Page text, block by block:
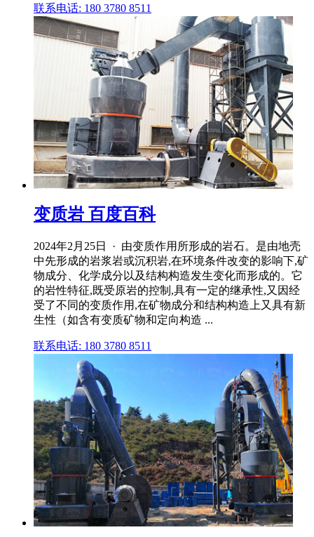
联系电话: 180 3780 8511
变质岩 百度百科
2024年2月25日 · 由变质作用所形成的岩石。是由地壳
中先形成的岩浆岩或沉积岩,在环境条件改变的影响下,矿
物成分、化学成分以及结构构造发生变化而形成的。它
的岩性特征,既受原岩的控制,具有一定的继承性,又因经
受了不同的变质作用,在矿物成分和结构构造上又具有新
生性（如含有变质矿物和定向构造 ...
联系电话: 180 3780 8511